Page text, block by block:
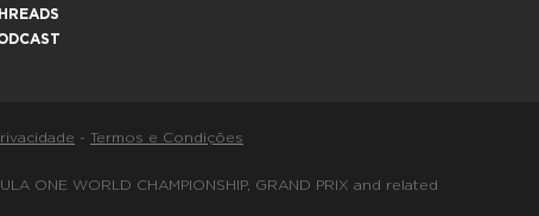
- Termos e Condições
ONE WORLD CHAMPIONSHIP, GRAND PRIX and related